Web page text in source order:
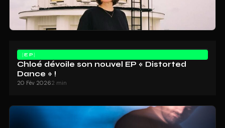
EP
Chloé dévoile son nouvel EP « Distorted
Dance » !
20 Fév 20262 min